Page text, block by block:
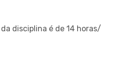
disciplina é de 14 horas/